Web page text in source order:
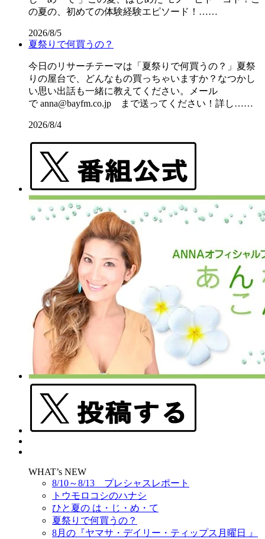
の夏の、初めての体験経験エピソード！……
2026/8/5
夏祭りで何買うの？
今日のリサーチテーマは「夏祭りで何買うの？」夏祭
りの屋台で、どんなもの買っちゃいますか？なつかし
い思い出話も一緒に教えてください。メール
で anna@bayfm.co.jp まで送ってください！詳し……
2026/8/4
WHAT’s NEW
8/10～8/13 プレシャスレポート
トウモロコシのハナシ
ひと夏の は・じ・め・て
夏祭りで何買うの？
8月の『ヤマサ・デイリー・ティップス月曜日 』